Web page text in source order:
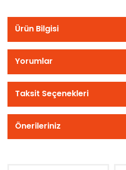
Ürün Bilgisi
Yorumlar
Taksit Seçenekleri
Önerileriniz